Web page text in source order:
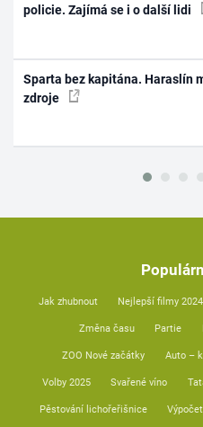
policie. Zajímá se i o další lidi
Sparta bez kapitána. Haraslín
zdroje
Jak zhubnout Nejlepší filmy 2024
Změna času Partie
ZOO Nové začátky Auto –
Volby 2025 Svařené víno
Pěstování lichořeřišnice